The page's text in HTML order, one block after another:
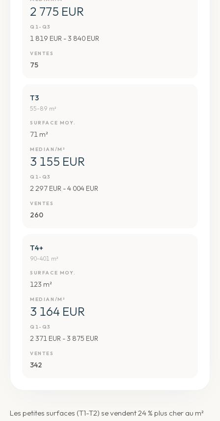
2 775 EUR
Q1-Q3
1 819 EUR - 3 840 EUR
VENTES
75
T3
55-89 m²
SURFACE MOY.
71 m²
MEDIAN/M²
3 155 EUR
Q1-Q3
2 297 EUR - 4 004 EUR
VENTES
260
T4+
90-401 m²
SURFACE MOY.
123 m²
MEDIAN/M²
3 164 EUR
Q1-Q3
2 371 EUR - 3 875 EUR
VENTES
342
Les petites surfaces (T1-T2) se vendent 24 % plus cher au m²